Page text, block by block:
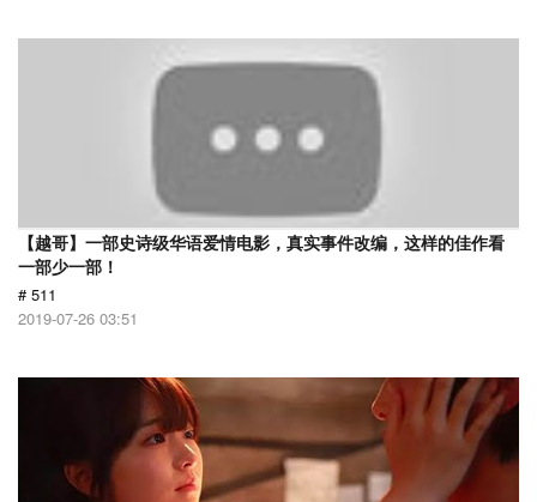
【越哥】一部史诗级华语爱情电影，真实事件改编，这样的佳作看
一部少一部！
# 511
2019-07-26 03:51